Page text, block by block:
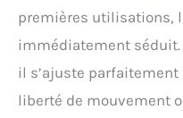
premières utilisations,
immédiatement séduit.
il s’ajuste
liberté de mouvement